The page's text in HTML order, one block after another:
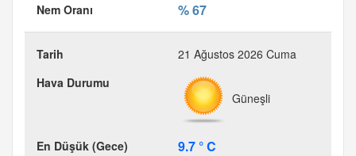
% 67
21 Ağustos 2026 Cuma
Güneşli
9.7 ° C